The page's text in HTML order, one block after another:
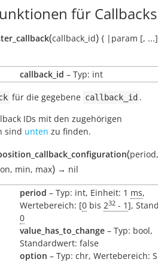
für Callbacks
(callback_id) { |param [,
callback_id – Typ: int
für die gegebene callback_id .
IDs mit den zugehörigen
sind unten zu finden.
(period,
, min, max) → nil
period – Typ: int, Einheit: 1 ms,
Wertebereich: [0 bis 232 - 1],
0
value_has_to_change – Typ: bool,
Standardwert: false
option – Typ: chr, Wertebereich: